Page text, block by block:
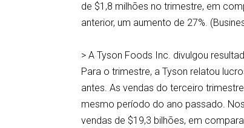
de $1,8 milhões no trimestre, em
anterior, um aumento de 27%.
> A Tyson Foods Inc. divulgou
Para o trimestre, a Tyson relatou
antes. As vendas do terceiro
mesmo período do ano passado.
vendas de $19,3 bilhões, em